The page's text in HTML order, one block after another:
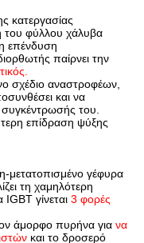
κατεργασίας
του φύλλου χάλυβα
η επένδυση
παίρνει την
σχέδιο αναστροφέων,
και να
του.
επίδραση ψύξης
μετατοπισμένο γέφυρα
τη χαμηλότερη
γίνεται 3 φορές
άμορφο πυρήνα για να
και το δροσερό